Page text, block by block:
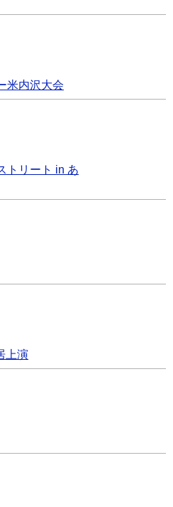
米内沢大会
トリート in あ
上演